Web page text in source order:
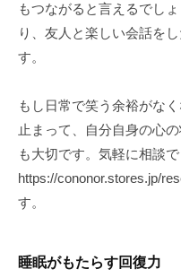
もつながると言えるでし
り、友人と楽しい会話を
す。
もし日常で笑う余裕がな
止まって、自分自身の心
も大切です。気軽に相談で
https://cononor.stores.jp/
す。
睡眠がもたらす回復力